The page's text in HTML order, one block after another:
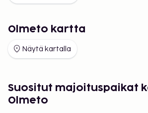
Olmeto kartta
Näytä kartalla
Suositut majoituspaikat
Olmeto